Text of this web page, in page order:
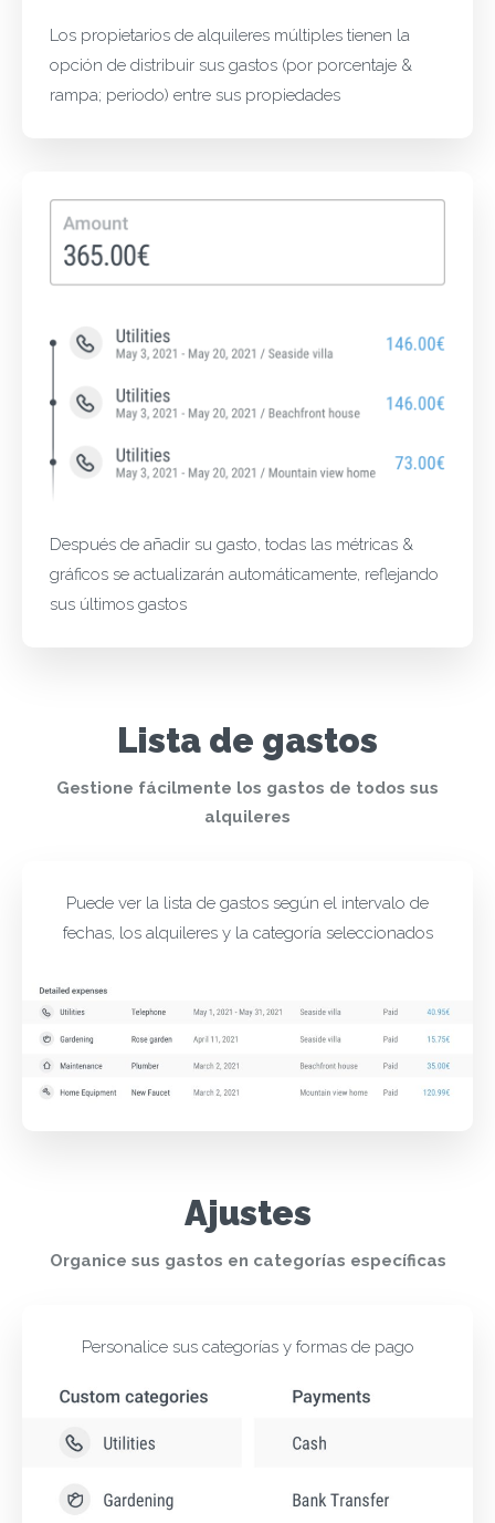
Los propietarios de alquileres múltiples tienen la
opción de distribuir sus gastos (por porcentaje &
rampa; periodo) entre sus propiedades
Después de añadir su gasto, todas las métricas &
gráficos se actualizarán automáticamente, reflejando
sus últimos gastos
Lista de gastos
Gestione fácilmente los gastos de todos sus
alquileres
Puede ver la lista de gastos según el intervalo de
fechas, los alquileres y la categoría seleccionados
Ajustes
Organice sus gastos en categorías específicas
Personalice sus categorías y formas de pago